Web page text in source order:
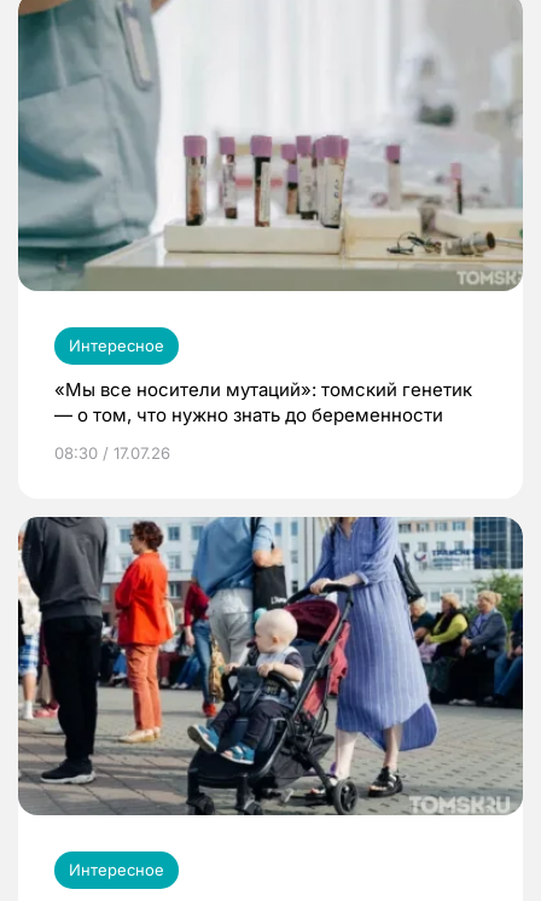
Интересное
«Мы все носители мутаций»: томский генетик
— о том, что нужно знать до беременности
08:30 / 17.07.26
Интересное